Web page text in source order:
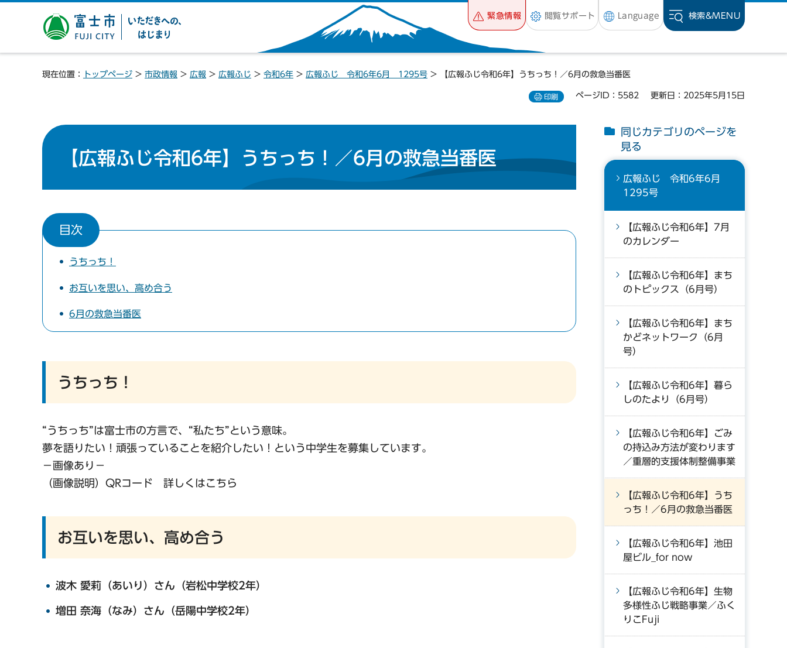
富士市 いただきへの、は
じまり
緊急情報 閲覧サポート Language 検索&MENU
現在位置： トップページ > 市政情報 > 広報 > 広報ふじ > 令和6年 > 広報ふじ 令和6年6月 1295号 > 【広報ふじ令和6年】うちっち！／6月の救急当番医
印刷 ページID：5582 更新日：2025年5月15日
【広報ふじ令和6年】うちっち！／6月の救急当番医
目次
うちっち！
お互いを思い、高め合う
6月の救急当番医
うちっち！
“うちっち”は富士市の方言で、“私たち”という意味。
夢を語りたい！頑張っていることを紹介したい！という中学生を募集しています。
−画像あり−
（画像説明）QRコード 詳しくはこちら
お互いを思い、高め合う
波木 愛莉（あいり）さん（岩松中学校2年）
増田 奈海（なみ）さん（岳陽中学校2年）
同じカテゴリのページを
見る
広報ふじ 令和6年6月
1295号
【広報ふじ令和6年】7月
のカレンダー
【広報ふじ令和6年】まち
のトピックス（6月号）
【広報ふじ令和6年】まち
かどネットワーク（6月
号）
【広報ふじ令和6年】暮ら
しのたより（6月号）
【広報ふじ令和6年】ごみ
の持込み方法が変わります
／重層的支援体制整備事業
【広報ふじ令和6年】うち
っち！／6月の救急当番医
【広報ふじ令和6年】池田
屋ビル_for now
【広報ふじ令和6年】生物
多様性ふじ戦略事業／ふく
りこFuji